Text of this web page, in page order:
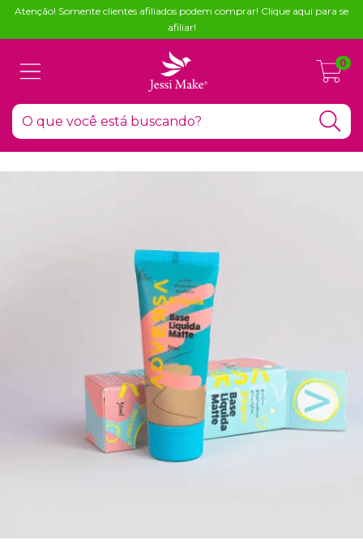
Atenção! Somente clientes afiliados podem comprar! Clique aqui para se
afiliar!
0